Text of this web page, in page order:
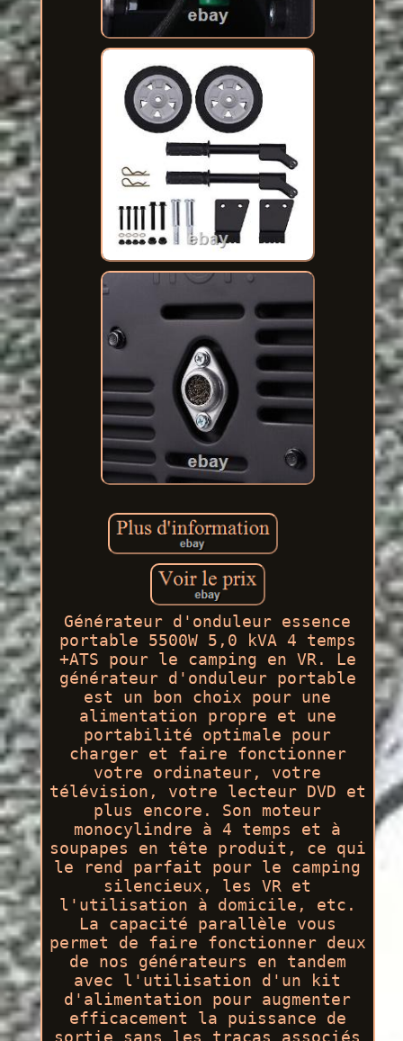
Générateur d'onduleur essence
portable 5500W 5,0 kVA 4 temps
+ATS pour le camping en VR. Le
générateur d'onduleur portable
est un bon choix pour une
alimentation propre et une
portabilité optimale pour
charger et faire fonctionner
votre ordinateur, votre
télévision, votre lecteur DVD et
plus encore. Son moteur
monocylindre à 4 temps et à
soupapes en tête produit, ce qui
le rend parfait pour le camping
silencieux, les VR et
l'utilisation à domicile, etc.
La capacité parallèle vous
permet de faire fonctionner deux
de nos générateurs en tandem
avec l'utilisation d'un kit
d'alimentation pour augmenter
efficacement la puissance de
sortie sans les tracas associés